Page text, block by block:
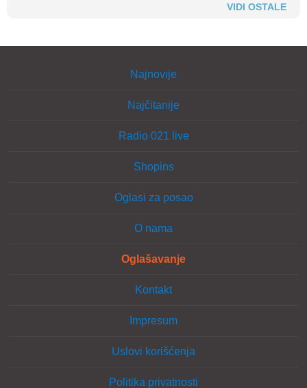
VIDI OSTALE
Najnovije
Najčitanije
Radio 021 live
Shopins
Oglasi za posao
O nama
Oglašavanje
Kontakt
Impresum
Uslovi korišćenja
Politika privatnosti